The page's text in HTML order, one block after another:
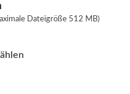
Dateigröße 512 MB)